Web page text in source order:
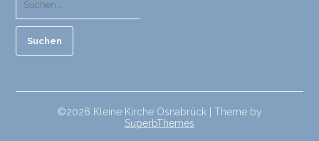
©2026 Kleine Kirche Osnabrück
| Theme by
SuperbThemes